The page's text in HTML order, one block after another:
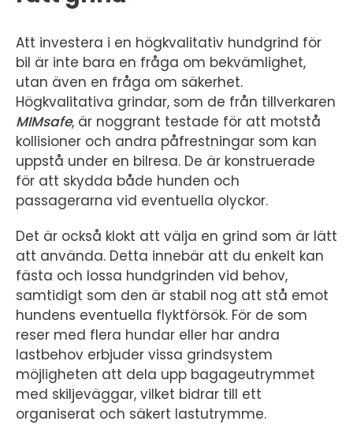
Att investera i en högkvalitativ hundgrind för
bil är inte bara en fråga om bekvämlighet,
utan även en fråga om säkerhet.
Högkvalitativa grindar, som de från tillverkaren
MIMsafe, är noggrant testade för att motstå
kollisioner och andra påfrestningar som kan
uppstå under en bilresa. De är konstruerade
för att skydda både hunden och
passagerarna vid eventuella olyckor.
Det är också klokt att välja en grind som är lätt
att använda. Detta innebär att du enkelt kan
fästa och lossa hundgrinden vid behov,
samtidigt som den är stabil nog att stå emot
hundens eventuella flyktförsök. För de som
reser med flera hundar eller har andra
lastbehov erbjuder vissa grindsystem
möjligheten att dela upp bagageutrymmet
med skiljeväggar, vilket bidrar till ett
organiserat och säkert lastutrymme.